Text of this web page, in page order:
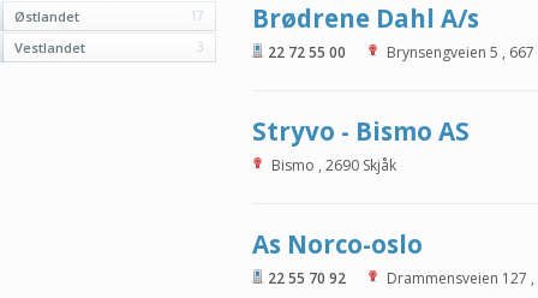
Østlandet 17
Vestlandet 3
Brødrene Dahl A/s
22 72 55 00 Brynsengveien 5 , 667
Stryvo - Bismo AS
Bismo , 2690 Skjåk
As Norco-oslo
22 55 70 92 Drammensveien 127 ,